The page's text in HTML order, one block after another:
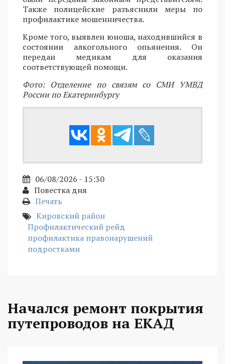
Также полицейские разъяснили меры по
профилактике мошенничества.
Кроме того, выявлен юноша, находившийся в
состоянии алкогольного опьянения. Он
передан медикам для оказания
соответствующей помощи.
Фото: Отделение по связям со СМИ УМВД
России по Екатеринбургу
06/08/2026 - 15:30
Повестка дня
Печать
Кировский район
Профилактический рейд
профилактика правонарушений
подростками
Начался ремонт покрытия
путепроводов на ЕКАД